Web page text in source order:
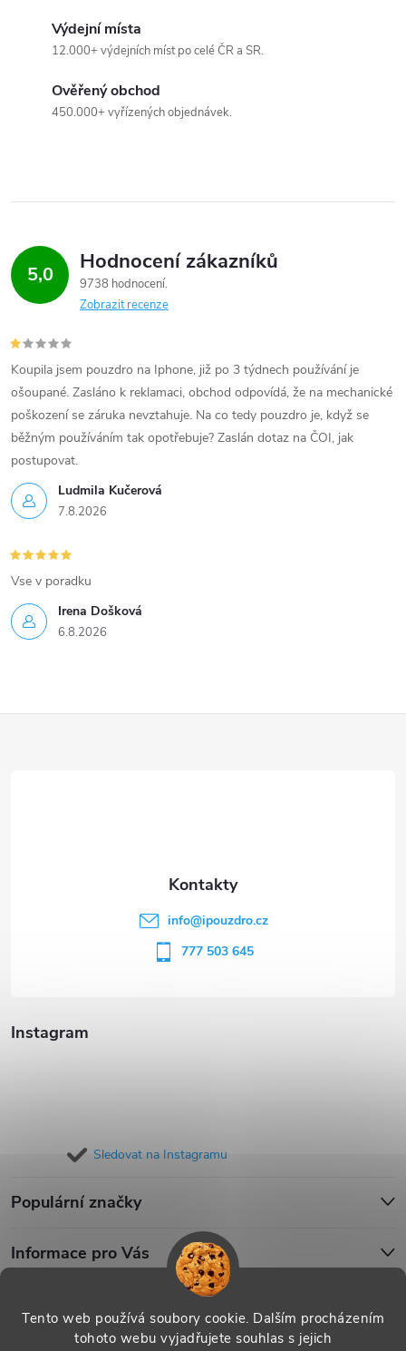
Tento web používá soubory cookie. Dalším procházením
tohoto webu vyjadřujete souhlas s jejich
Výdejní místa
12.000+ výdejních míst po celé ČR a SR.
Ověřený obchod
450.000+ vyřízených objednávek.
5,0 Hodnocení zákazníků
9738 hodnocení
Zobrazit recenze
Ludmila Kučerová
7.8.2026
Koupila jsem pouzdro na Iphone, již po 3 týdnech používání je
ošoupané. Zasláno k reklamaci, obchod odpovídá, že na mechanické
poškození se záruka nevztahuje. Na co tedy pouzdro je, když se
běžným používáním tak opotřebuje? Zaslán dotaz na ČOI, jak
postupovat.
Irena Došková
6.8.2026
Vse v poradku
Instagram
Sledovat na Instagramu
Populární značky
Informace pro Vás
info@ipouzdro.cz
777 503 645